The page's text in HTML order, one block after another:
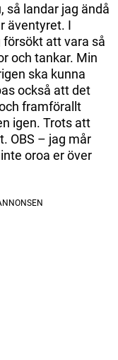
så landar jag ändå
äventyret. I
att vara så
och tankar. Min
ska kunna
också att det
framförallt
igen. Trots att
OBS – jag mår
oroa er över